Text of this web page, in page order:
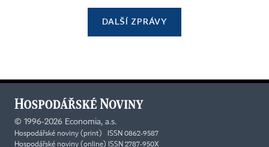
DALŠÍ ZPRÁVY
© 1996-2026 Economia, a.s.
Hospodářské noviny (print) ISSN 0862-9587
Hospodářské noviny (online) ISSN 2787-950X